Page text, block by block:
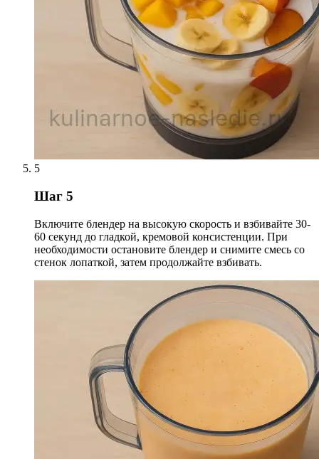
5
Шаг 5
Включите блендер на высокую скорость и взбивайте 30-
60 секунд до гладкой, кремовой консистенции. При
необходимости остановите блендер и снимите смесь со
стенок лопаткой, затем продолжайте взбивать.